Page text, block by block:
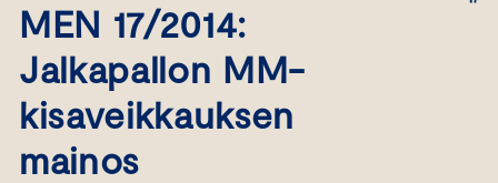
MEN 17/2014:
Jalkapallon MM-
kisaveikkauksen
mainos